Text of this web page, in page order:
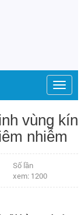
vùng kín
nhiễm
Số lần
xem: 1200